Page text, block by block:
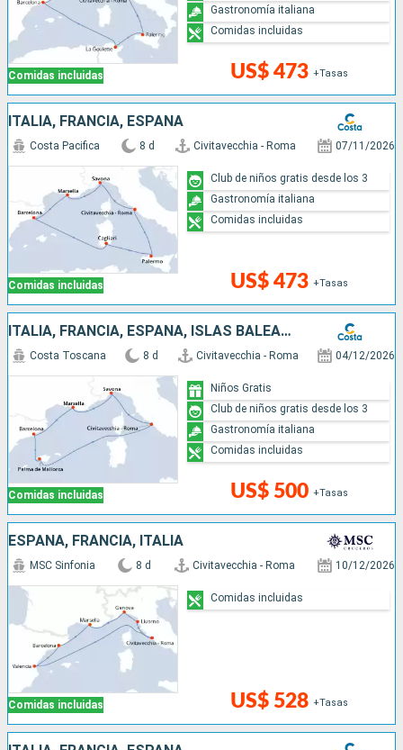
Comidas incluidas US$ 473 +Tasas
Gastronomía italiana
Comidas incluidas
ITALIA, FRANCIA, ESPAÑA
Comidas incluidas
Costa Pacifica 8 d Civitavecchia - Roma 07/11/2026
US$ 473 +Tasas
Club de niños gratis desde los 3
Gastronomía italiana
Comidas incluidas
ITALIA, FRANCIA, ESPAÑA, ISLAS BALEARES
Comidas incluidas
Costa Toscana 8 d Civitavecchia - Roma 04/12/2026
US$ 500 +Tasas
Niños Gratis
Club de niños gratis desde los 3
Gastronomía italiana
Comidas incluidas
ESPAÑA, FRANCIA, ITALIA
Comidas incluidas
MSC Sinfonia 8 d Civitavecchia - Roma 10/12/2026
US$ 528 +Tasas
Comidas incluidas